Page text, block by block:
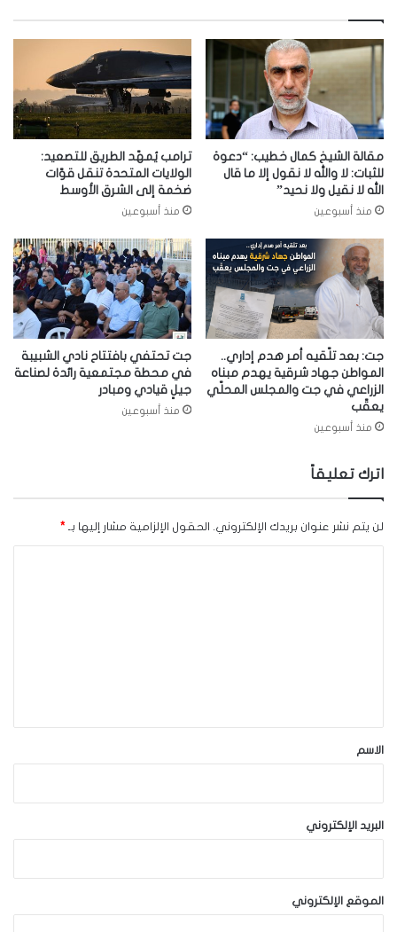
مقالة الشيخ كمال خطيب: “دعوة
للثبات: لا والله لا نقول إلا ما قال
الله لا نقيل ولا نحيد”
منذ أسبوعين
ترامب يُمهّد الطريق للتصعيد:
الولايات المتحدة تنقل قوّات
ضخمة إلى الشرق الأوسط
منذ أسبوعين
جت: بعد تلّقيه أمر هدم إداري..
المواطن جهاد شرقية يهدم مبناه
الزراعي في جت والمجلس المحلّي
يعقّب
منذ أسبوعين
جت تحتفي بافتتاح نادي الشبيبة
في محطة مجتمعية رائدة لصناعة
جيلٍ قيادي ومبادر
منذ أسبوعين
اترك تعليقاً
لن يتم نشر عنوان بريدك الإلكتروني. الحقول الإلزامية مشار إليها بـ *
*الاسم
البريد الإلكتروني
الموقع الإلكتروني